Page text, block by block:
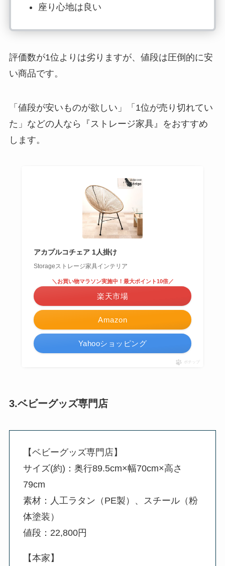
座り心地は良い
評価数が1位よりは劣りますが、 値段は圧倒的に安
い商品です。
「値段が安いものが欲しい」「1位が売り切れてい
た」などの人なら『ストレージ家具』をおすすめ
します。
アカプルコチェア 1人掛け
Storageストレージ家具インテリア
Amazon
＼お買い物マラソン実施中！最大ポイント10倍／
楽天市場
Yahooショッピング
ポチップ
3.ベビーグッズ専門店
【ベビーグッズ専門店】
サイズ(約)：奥行89.5cm×幅70cm×高さ
79cm
素材：人工ラタン（PE製）、スチール（粉
体塗装）
値段：22,800円
【本家】